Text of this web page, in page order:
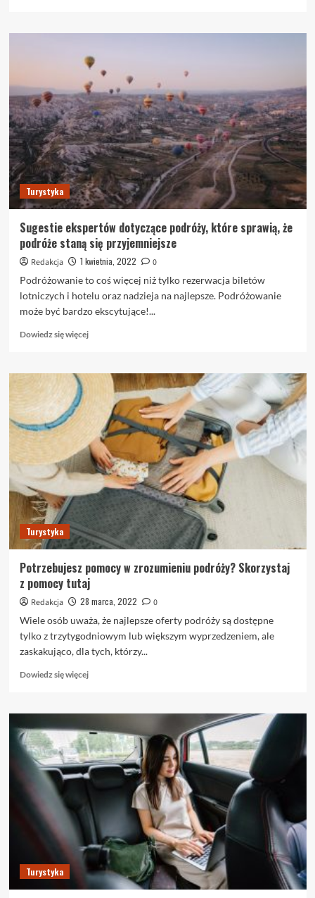
o
się
do
tych
wskazówek,
aby
zaoszczędzić
jak
najwięcej
pieniędzy
na
restauracjach
Turystyka
Sugestie ekspertów dotyczące podróży, które sprawią, że
podróże staną się przyjemniejsze
Redakcja 1 kwietnia, 2022
0
Podróżowanie to coś więcej niż tylko rezerwacja biletów
lotniczych i hotelu oraz nadzieja na najlepsze. Podróżowanie
może być bardzo ekscytujące!...
Dowiedz się więcejDowiedz
o
Sugestie
ekspertów
dotyczące
podróży,
które
sprawią,
że
podróże
staną
się
przyjemniejsze
Turystyka
Potrzebujesz pomocy w zrozumieniu podróży? Skorzystaj
z pomocy tutaj
Redakcja 28 marca, 2022
0
Wiele osób uważa, że najlepsze oferty podróży są dostępne
tylko z trzytygodniowym lub większym wyprzedzeniem, ale
zaskakująco, dla tych, którzy...
Dowiedz się więcejDowiedz
o
pomocy
w
zrozumieniu
podróży?
z
pomocy
tutaj
Turystyka